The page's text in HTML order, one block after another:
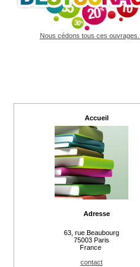
Nous cédons tous ces ouvrages...
Accueil
Adresse
63, rue Beaubourg
75003 Paris
France
contact